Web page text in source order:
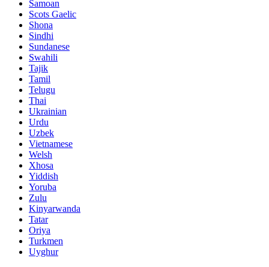
Samoan
Scots Gaelic
Shona
Sindhi
Sundanese
Swahili
Tajik
Tamil
Telugu
Thai
Ukrainian
Urdu
Uzbek
Vietnamese
Welsh
Xhosa
Yiddish
Yoruba
Zulu
Kinyarwanda
Tatar
Oriya
Turkmen
Uyghur